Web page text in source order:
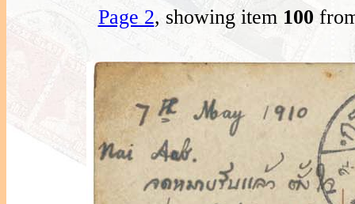
Page 2, showing item 100